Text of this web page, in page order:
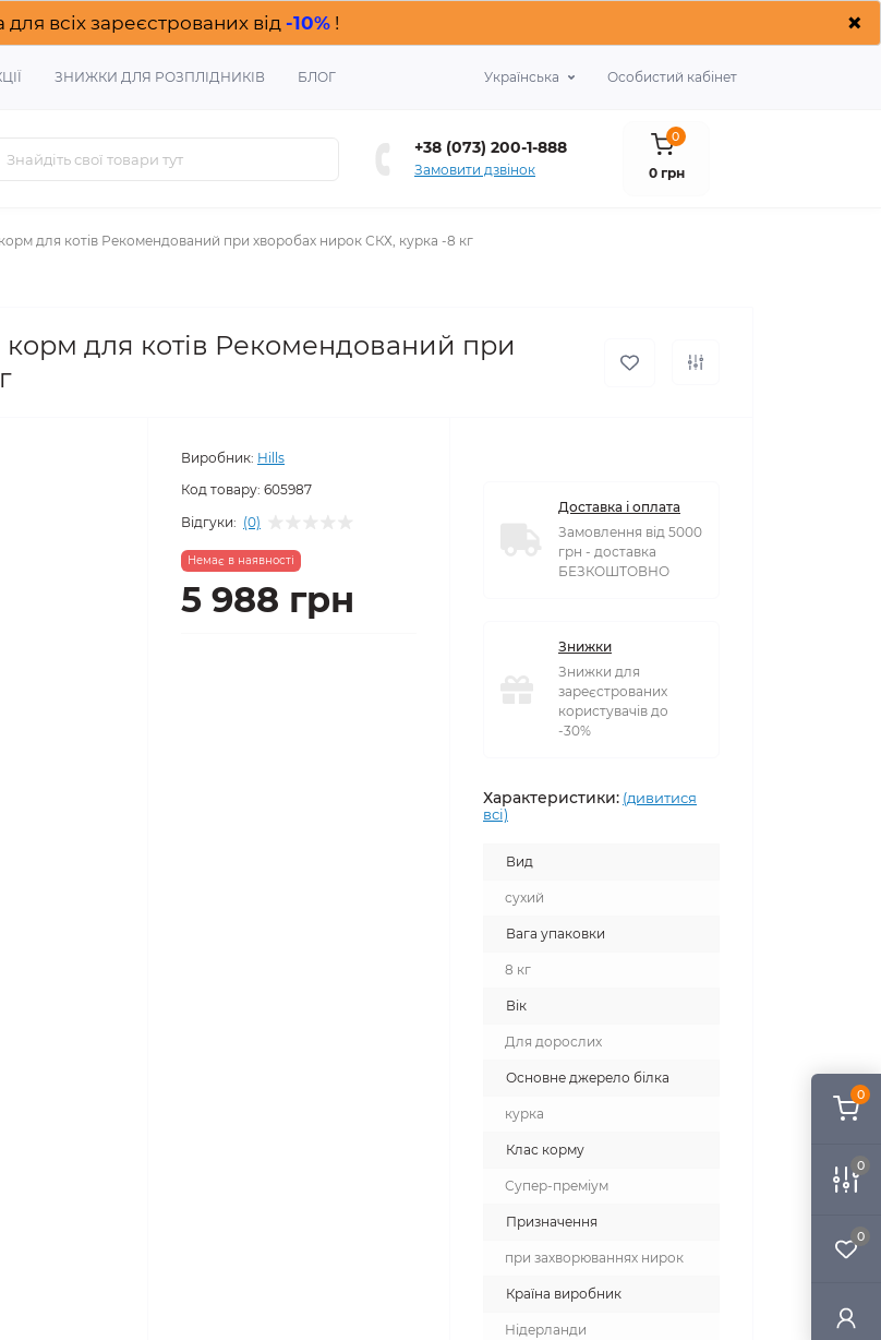
0
0
0
всіх зареєстрованих від -10%! ×
ЗНИЖКИ ДЛЯ РОЗПЛІДНИКІВ БЛОГ Українська Особистий кабінет
+38 (073) 200-1-888
Замовити дзвінок
0
0 грн
для котів Рекомендований при хворобах нирок СКХ, курка -8 кг
для котів Рекомендований при
Виробник: Hills
Код товару: 605987
Відгуки: (0)
Немає в наявності
5 988 грн
Доставка і оплата
Замовлення від 5000
грн - доставка
БЕЗКОШТОВНО
Знижки
Знижки для
зареєстрованих
користувачів до
-30%
Характеристики: (дивитися
всі)
Вид
сухий
Вага упаковки
8 кг
Вік
Для дорослих
Основне джерело білка
курка
Клас корму
Супер-преміум
Призначення
при захворюваннях нирок
Країна виробник
Нідерланди